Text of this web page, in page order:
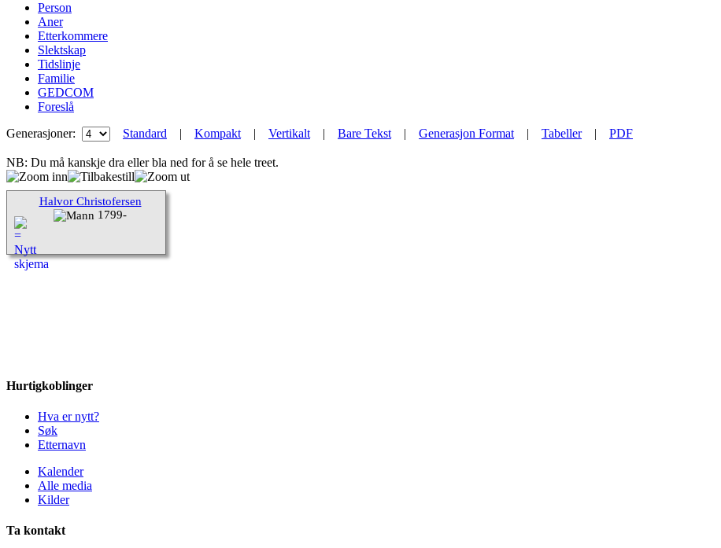
Person
Aner
Etterkommere
Slektskap
Tidslinje
Familie
GEDCOM
Foreslå
Generasjoner:
Standard | Kompakt| Vertikalt| Bare Tekst| Generasjon Format| Tabeller| PDF
NB: Du må kanskje dra eller bla ned for å se hele treet.
Halvor Christofersen
1799-
Hurtigkoblinger
Hva er nytt?
Søk
Etternavn
Kalender
Alle media
Kilder
Ta kontakt